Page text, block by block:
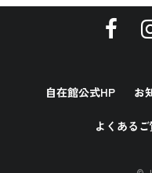
自在館公式HP お
よくある